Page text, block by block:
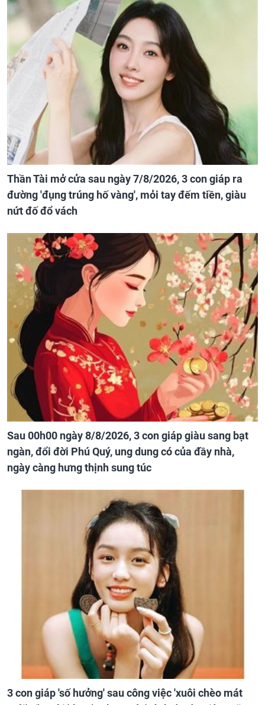
Thần Tài mở cửa sau ngày 7/8/2026, 3 con giáp ra
đường 'đụng trúng hố vàng', mỏi tay đếm tiền, giàu
nứt đố đổ vách
Sau 00h00 ngày 8/8/2026, 3 con giáp giàu sang bạt
ngàn, đổi đời Phú Quý, ung dung có của đầy nhà,
ngày càng hưng thịnh sung túc
3 con giáp 'số hưởng' sau công việc 'xuôi chèo mát